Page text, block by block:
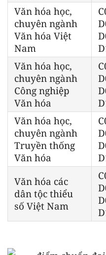
Văn hóa học,
chuyên ngành
Văn hóa Việt
Nam
Văn hóa học,
chuyên ngành
Công nghiệp
Văn hóa
Văn hóa học,
chuyên ngành
Truyền thống
Văn hóa
Văn hóa các
dân tộc thiểu
số Việt Nam